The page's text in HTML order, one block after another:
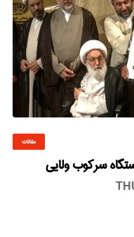
مقالات
سرکوب ولایی